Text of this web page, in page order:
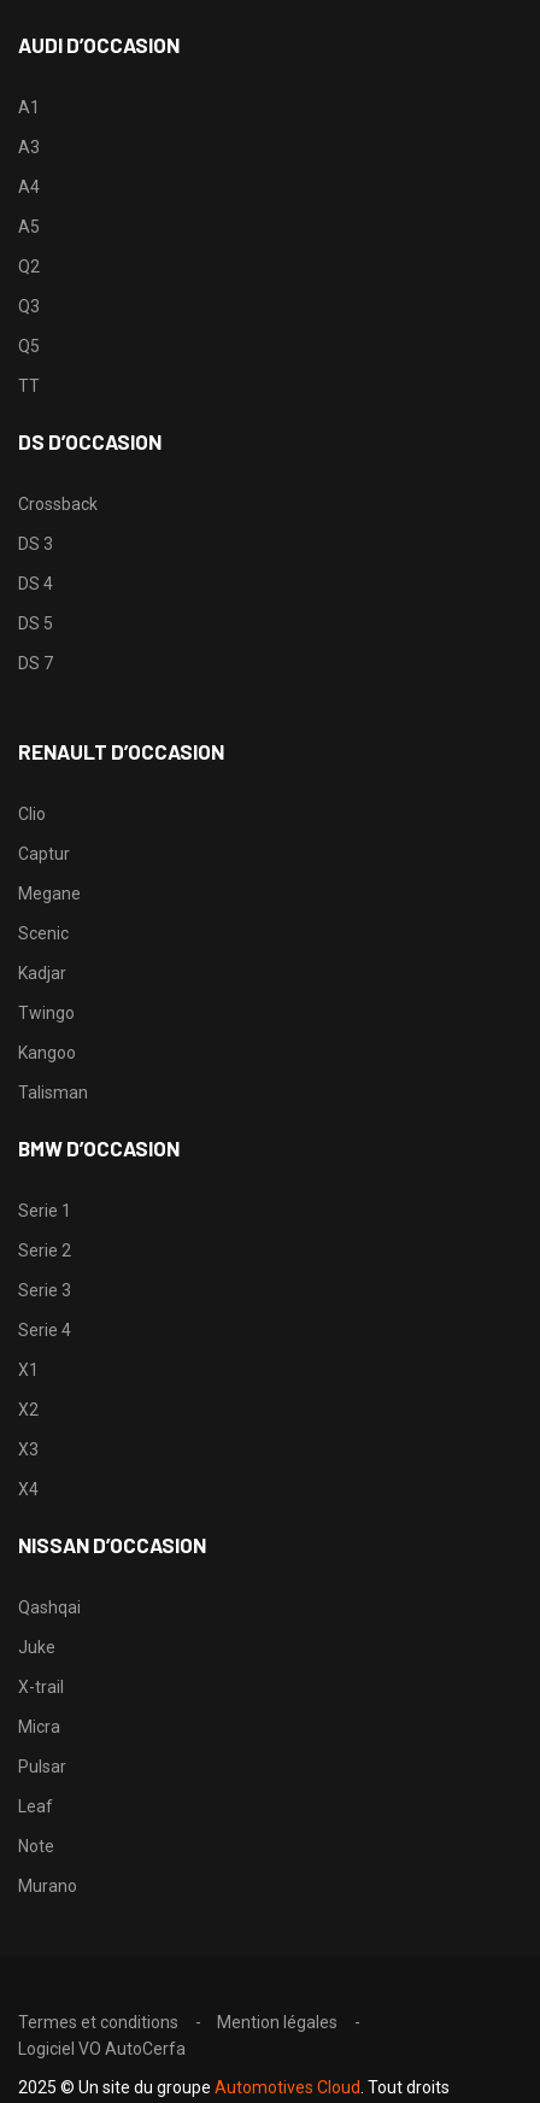
AUDI D’OCCASION
A1
A3
A4
A5
Q2
Q3
Q5
TT
DS D’OCCASION
Crossback
DS 3
DS 4
DS 5
DS 7
RENAULT D’OCCASION
Clio
Captur
Megane
Scenic
Kadjar
Twingo
Kangoo
Talisman
BMW D’OCCASION
Serie 1
Serie 2
Serie 3
Serie 4
X1
X2
X3
X4
NISSAN D’OCCASION
Qashqai
Juke
X-trail
Micra
Pulsar
Leaf
Note
Murano
Termes et conditions
Mention légales
Logiciel VO AutoCerfa
2025 © Un site du groupe Automotives Cloud . Tout droits